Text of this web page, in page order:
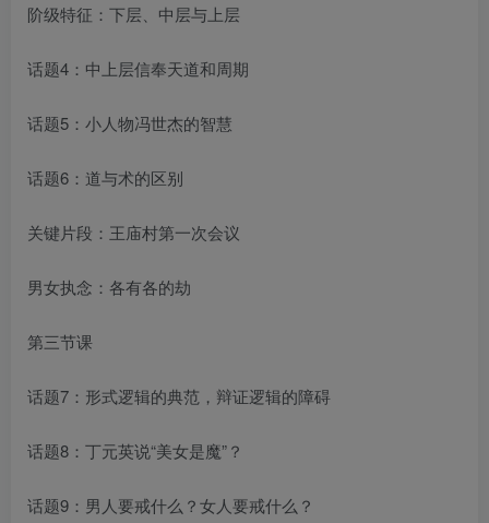
阶级特征：下层、中层与上层
话题4：中上层信奉天道和周期
话题5：小人物冯世杰的智慧
话题6：道与术的区别
关键片段：王庙村第一次会议
男女执念：各有各的劫
第三节课
话题7：形式逻辑的典范，辩证逻辑的障碍
话题8：丁元英说“美女是魔”？
话题9：男人要戒什么？女人要戒什么？